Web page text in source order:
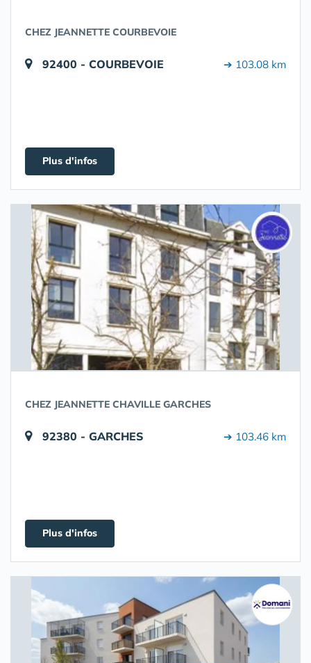
CHEZ JEANNETTE COURBEVOIE
92400 - COURBEVOIE ➔ 103.08 km
Plus d'infos
CHEZ JEANNETTE CHAVILLE GARCHES
92380 - GARCHES ➔ 103.46 km
Plus d'infos